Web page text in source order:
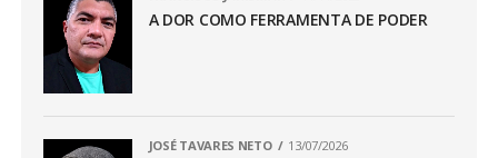
A DOR COMO FERRAMENTA DE PODER
JOSÉ TAVARES NETO 13/07/2026